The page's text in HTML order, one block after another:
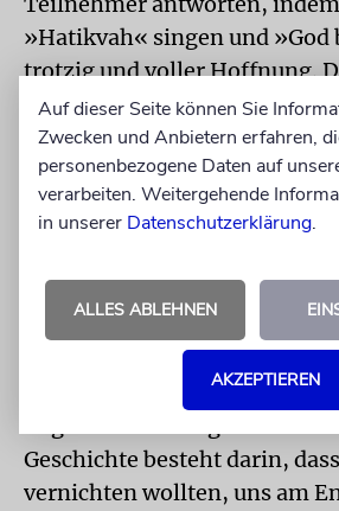
»Hatikvah« singen und »God
trotzig und voller Hoffnung.
Erinnerung noch frisch an
auf diesem »Global Forum«.
Der Historiker Jonathan
Brandeis Universität,
von goldenen Jahrzehnten,
Jahre 1950 bis 2000. Dann
diesen Worten auf die gar
Geschichte besteht darin,
vernichten wollten, uns am
Auf dieser Seite können Sie
Zwecken und Anbietern erfahren,
personenbezogene Daten auf
verarbeiten. Weitergehende
in unserer Datenschutzerklärung.
ALLES ABLEHNEN
AKZEPTIEREN